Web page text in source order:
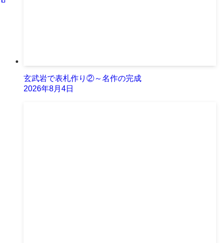
玄武岩で表札作り②～名作の完成
2026年8月4日